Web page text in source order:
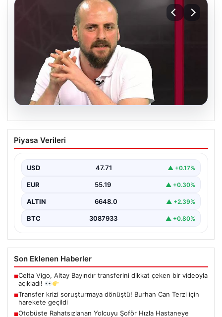
06.08.2026
Transfer krizi soruşturmaya dönüştü!
Burhan Can Terzi için harekete geçildi
Piyasa Verileri
USD 47.71 ▲ +0.17%
EUR 55.19 ▲ +0.30%
ALTIN 6648.0 ▲ +2.39%
BTC 3087933 ▲ +0.80%
Son Eklenen Haberler
■Celta Vigo, Altay Bayındır transferini dikkat çeken bir videoyla
açıkladı!
■Transfer krizi soruşturmaya dönüştü! Burhan Can Terzi için
harekete geçildi
■Otobüste Rahatsızlanan Yolcuyu Şoför Hızla Hastaneye